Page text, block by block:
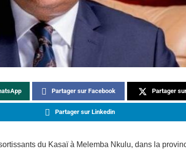
Partager sur Facebook Partager
Partager sur Linkedin
du Kasaï à Melemba Nkulu, dans la